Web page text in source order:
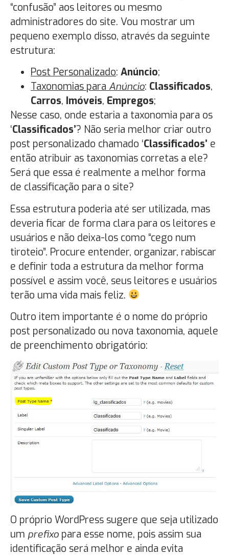
“confusão” aos leitores ou mesmo
administradores do site. Vou mostrar um
pequeno exemplo disso, através da seguinte
estrutura:
Post Personalizado: Anúncio;
Taxonomias para Anúncio: Classificados,
Carros, Imóveis, Empregos;
Nesse caso, onde estaria a taxonomia para os
‘Classificados’? Não seria melhor criar outro
post personalizado chamado ‘Classificados’ e
então atribuir as taxonomias corretas a ele?
Será que essa é realmente a melhor forma
de classificação para o site?
Essa estrutura poderia até ser utilizada, mas
deveria ficar de forma clara para os leitores e
usuários e não deixa-los como “cego num
tiroteio”. Procure entender, organizar, rabiscar
e definir toda a estrutura da melhor forma
possível e assim você, seus leitores e usuários
terão uma vida mais feliz.
Outro item importante é o nome do próprio
post personalizado ou nova taxonomia, aquele
de preenchimento obrigatório:
O próprio WordPress sugere que seja utilizado
um prefixo para esse nome, pois assim sua
identificação será melhor e ainda evita